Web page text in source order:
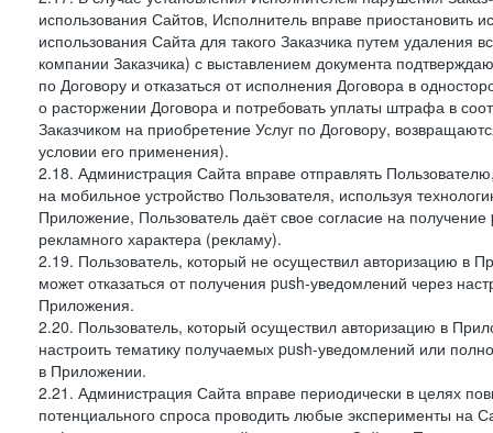
использования Сайтов, Исполнитель вправе приостановить
использования Сайта для такого Заказчика путем
компании Заказчика) с выставлением документа
по Договору и отказаться от исполнения Договора в
о расторжении Договора и потребовать уплаты штрафа в
Заказчиком на приобретение Услуг по Договору,
условии его применения).
2.18. Администрация Сайта вправе отправлять
на мобильное устройство Пользователя, используя
Приложение, Пользователь даёт свое согласие на
рекламного характера (рекламу).
2.19. Пользователь, который не осуществил авторизацию в
может отказаться от получения push-уведомлений через
Приложения.
2.20. Пользователь, который осуществил авторизацию в
настроить тематику получаемых push-уведомлений или
в Приложении.
2.21. Администрация Сайта вправе периодически в целях
потенциального спроса проводить любые эксперименты на